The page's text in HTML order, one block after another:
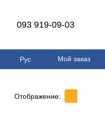
093 919-09-03
Рус Мой заказ
Отображение: